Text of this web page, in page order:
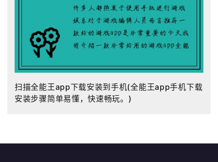
扫描全能王app下载安装到手机(全能王app手机下载
安装步骤简单易懂，快速畅玩。)